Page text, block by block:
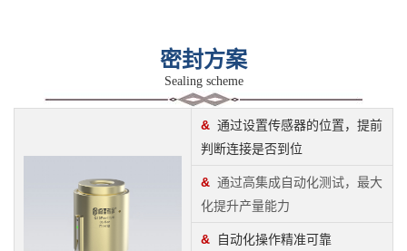
密封方案
Sealing scheme
& 通过设置传感器的位置，提前
判断连接是否到位
& 通过高集成自动化测试，最大
化提升产量能力
& 自动化操作精准可靠